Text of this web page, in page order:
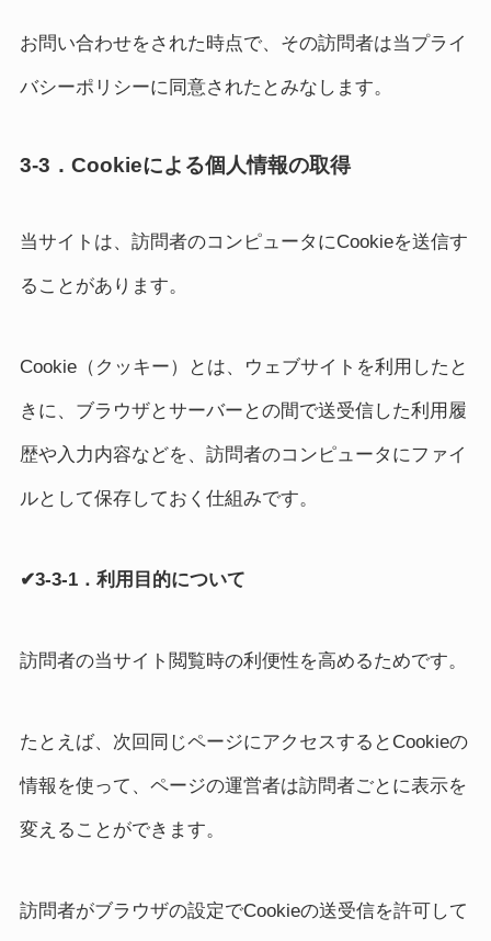
お問い合わせをされた時点で、その訪問者は当プライ
バシーポリシーに同意されたとみなします。
3-3．Cookieによる個人情報の取得
当サイトは、訪問者のコンピュータにCookieを送信す
ることがあります。
Cookie（クッキー）とは、ウェブサイトを利用したと
きに、ブラウザとサーバーとの間で送受信した利用履
歴や入力内容などを、訪問者のコンピュータにファイ
ルとして保存しておく仕組みです。
✔3-3-1．利用目的について
訪問者の当サイト閲覧時の利便性を高めるためです。
たとえば、次回同じページにアクセスするとCookieの
情報を使って、ページの運営者は訪問者ごとに表示を
変えることができます。
訪問者がブラウザの設定でCookieの送受信を許可して